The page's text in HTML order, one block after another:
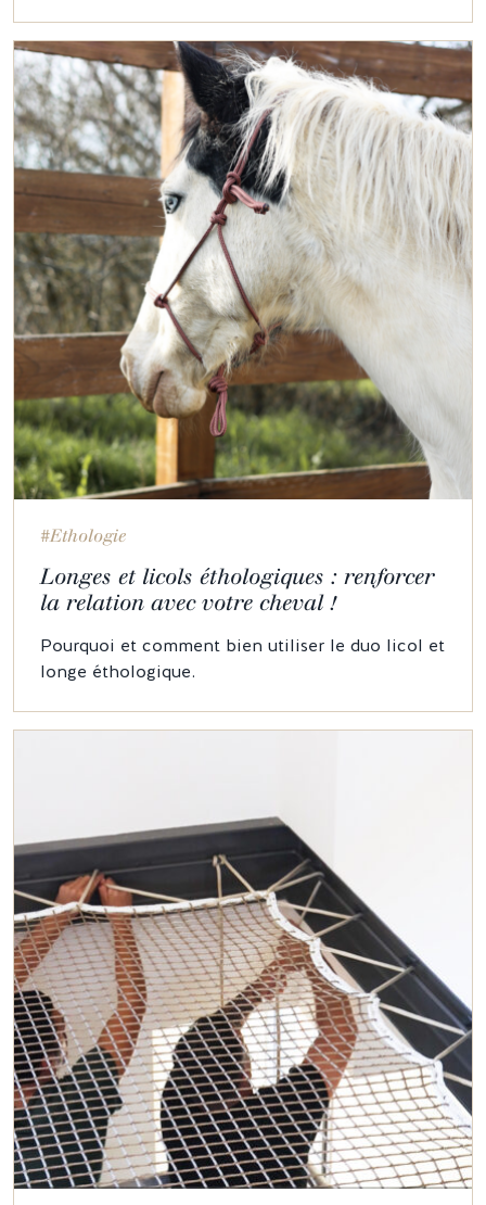
#Ethologie
Longes et licols éthologiques : renforcer
la relation avec votre cheval !
Pourquoi et comment bien utiliser le duo licol et
longe éthologique.